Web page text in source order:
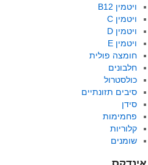
ויטמין B12
ויטמין C
ויטמין D
ויטמין E
חומצה פולית
חלבונים
כולסטרול
סיבים תזונתיים
סידן
פחמימות
קלוריות
שומנים